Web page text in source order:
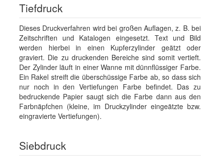
Tiefdruck
Dieses Druckverfahren wird bei großen Auflagen, z. B. bei
Zeitschriften und Katalogen eingesetzt. Text und Bild
werden hierbei in einen Kupferzylinder geätzt oder
graviert. Die zu druckenden Bereiche sind somit vertieft.
Der Zylinder läuft in einer Wanne mit dünnflüssiger Farbe.
Ein Rakel streift die überschüssige Farbe ab, so dass sich
nur noch in den Vertiefungen Farbe befindet. Das zu
bedruckende Papier saugt sich die Farbe dann aus den
Farbnäpfchen (kleine, im Druckzylinder eingeätzte bzw.
eingravierte Vertiefungen).
Siebdruck